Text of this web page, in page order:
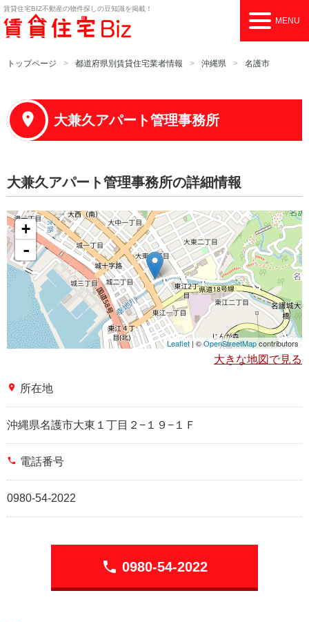
賃貸住宅BIZ不動産の物件探しの豆知識を掲載！
MENU
トップページ 都道府県別賃貸住宅業者情報 沖縄県 名護市
大兼久アパート管理事務所
大兼久アパート管理事務所の詳細情報
+
-
Leaflet | ©OpenStreetMapcontributors
大きな地図で見る
place 所在地
沖縄県名護市大東１丁目２−１９−１Ｆ
phone 電話番号
0980-54-2022
phone 0980-54-2022